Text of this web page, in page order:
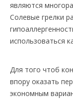
являются
Солевые грелки
использоваться
Для того чтоб
впору оказать
экономным